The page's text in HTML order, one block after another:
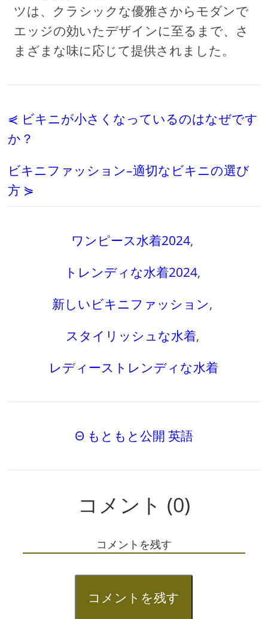
ツは、クラシックな優雅さからモダンで
エッジの効いたデザインに至るまで、さ
まざまな味に応じて提供されました。
⋞ ビキニが小さくなっているのはなぜです
か？
ビキニファッション–適切なビキニの選び
方 ⋟
ワンピース水着2024,
トレンディな水着2024,
新しいビキニファッション,
スタイリッシュな水着,
レディーストレンディな水着
Θ もともと公開 英語
コメント (0)
コメントを残す
コメントを残す